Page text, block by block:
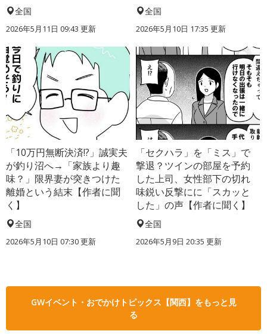
全国
2026年5月11日 09:43 更新
全国
2026年5月10日 17:35 更新
「10万円無断決済!?」誠実夫
が釣り沼へ→「家族より趣
味？」限界妻が突きつけた
離婚という結末【作者に聞
く】
全国
2026年5月10日 07:30 更新
「セクハラ」を「ミス」で
撃退？ツインの部屋を予約
した上司、女性部下の切れ
味鋭い反撃にに「スカッと
した」の声【作者に聞く】
全国
2026年5月9日 20:35 更新
GWイベント・おでかけトピックス【関西】をもっと見
る